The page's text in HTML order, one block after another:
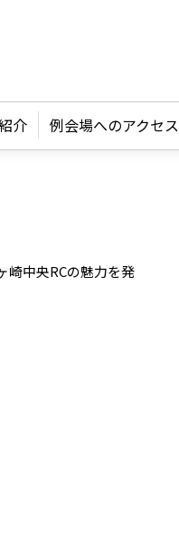
介 例会場へのアクセス
中央RCの魅力を発